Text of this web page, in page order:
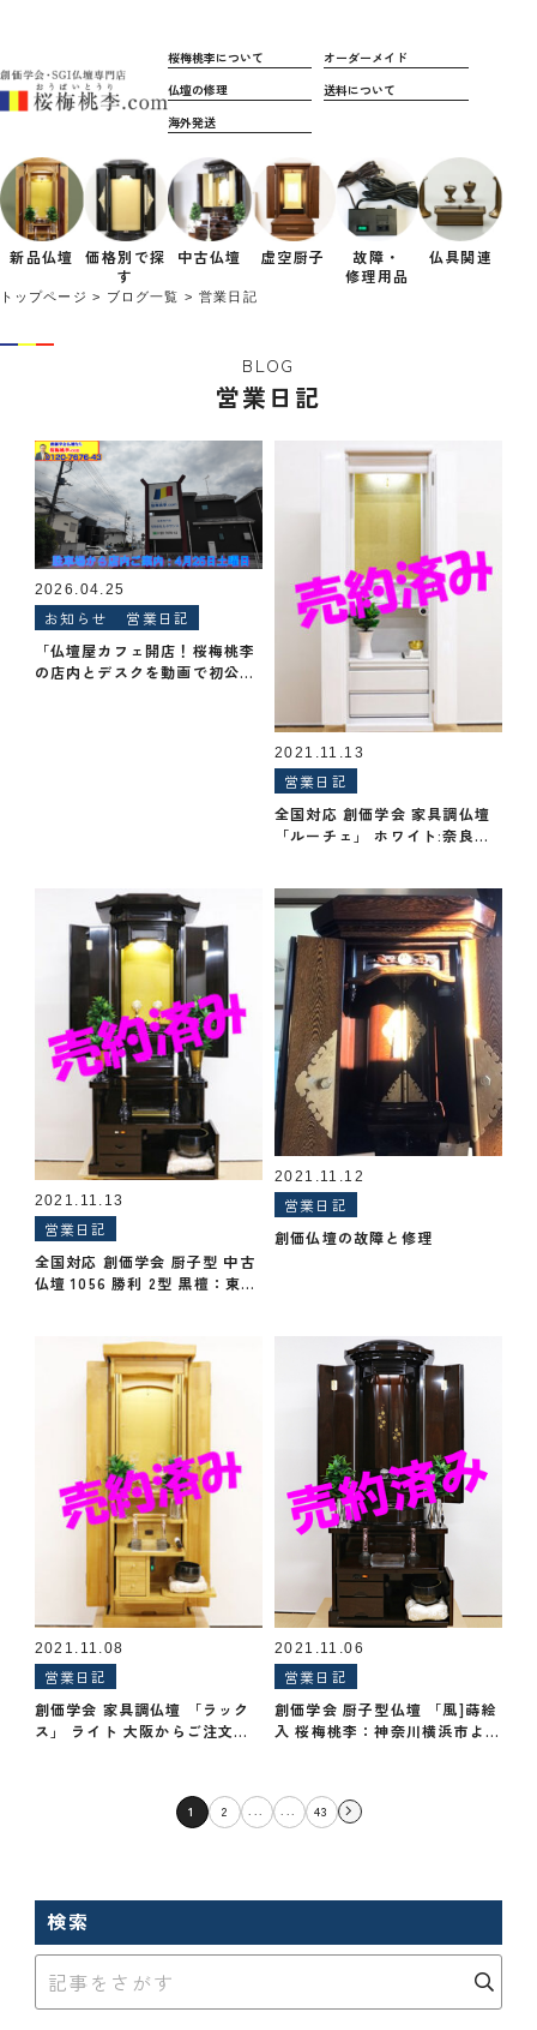
桜梅桃李について
オーダーメイド
仏壇の修理
送料について
海外発送
新品仏壇 価格別で探
す
中古仏壇 虚空厨子
故障・
修理用品
仏具関連
トップページ ブログ一覧 営業日記
BLOG
営業日記
2026.04.25
お知らせ
営業日記
「仏壇屋カフェ開店！桜梅桃李
の店内とデスクを動画で初公
2021.11.13
営業日記
全国対応 創価学会 家具調仏壇
「ルーチェ」 ホワイト:奈良県
2021.11.13
営業日記
全国対応 創価学会 厨子型 中古
仏壇 1056 勝利 2型 黒檀：東京
2021.11.12
営業日記
創価仏壇の故障と修理
2021.11.08
営業日記
創価学会 家具調仏壇 「ラック
ス」 ライト 大阪からご注文頂
2021.11.06
営業日記
創価学会 厨子型仏壇 「風]蒔絵
入 桜梅桃李：神奈川横浜市より
1 2 43
検索